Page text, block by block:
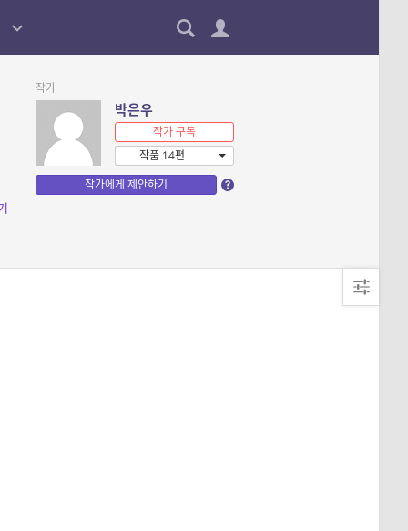
작가
박은우
작가 구독
작품 14편
작가에게 제안하기